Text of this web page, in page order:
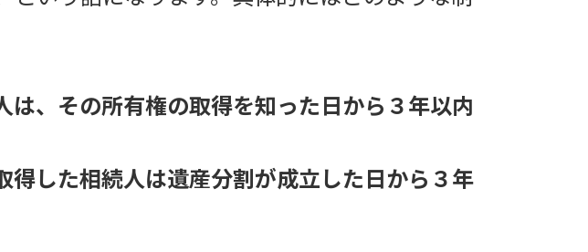
は、その所有権の取得を知った日から３年以内
得した相続人は遺産分割が成立した日から３年